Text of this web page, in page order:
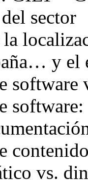
sector
y el
software
software:
vs.